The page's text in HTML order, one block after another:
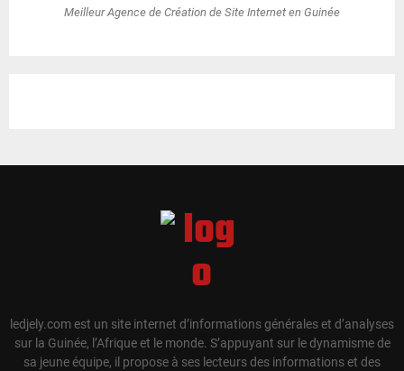
Meilleur Agence de Création de Site Internet en Guinée
ledjely.com est un site internet d’informations générales et d’analyses
sur la Guinée, l’Afrique et le monde. S’appuyant sur le dynamisme de
sa jeune équipe, il propose à ses lecteurs des informations et des